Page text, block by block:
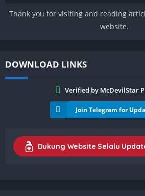
Thank you for visiting and reading
website.
DOWNLOAD LINKS
Verified by McDevilStar
Join Telegram for
Dukung Website Selalu